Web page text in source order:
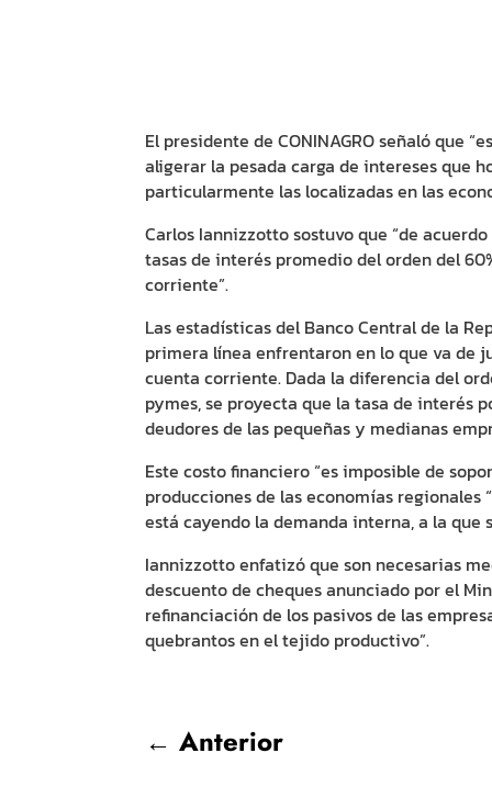
El presidente de CONINAGRO señaló que
aligerar la pesada carga de intereses que
particularmente las localizadas en las
Carlos Iannizzotto sostuvo que “de
tasas de interés promedio del orden del
corriente”.
Las estadísticas del Banco Central de la
primera línea enfrentaron en lo que va de
cuenta corriente. Dada la diferencia del
pymes, se proyecta que la tasa de interés
deudores de las pequeñas y medianas
Este costo financiero “es imposible de
producciones de las economías
está cayendo la demanda interna, a la que
Iannizzotto enfatizó que son necesarias
descuento de cheques anunciado por el
refinanciación de los pasivos de las
quebrantos en el tejido productivo”.
← Anterior